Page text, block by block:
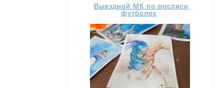
Выездной МК по росписи
футболок